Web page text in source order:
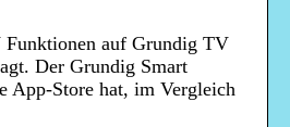
auf Grundig TV
Der Grundig Smart
App-Store hat, im Vergleich